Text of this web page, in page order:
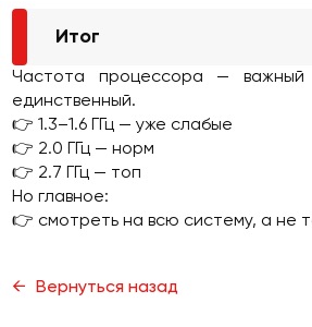
Итог
Частота процессора —
единственный.
👉 1.3–1.6 ГГц — уже слабые
👉 2.0 ГГц — норм
👉 2.7 ГГц — топ
Но главное:
👉 смотреть на всю систему, а не
Вернуться назад